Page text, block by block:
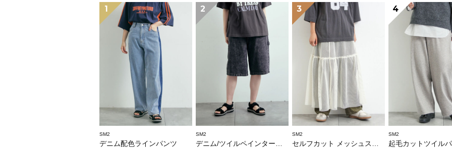
1
SM2
デニム配色ラインパンツ
2
SM2
デニム/ツイルペインターハーフパンツ
3
SM2
セルフカット メッシュスカート
4
SM2
起毛カットツイル